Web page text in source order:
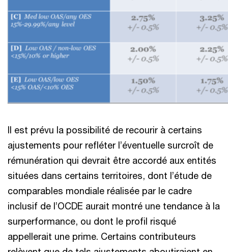
Il est prévu la possibilité de recourir à certains
ajustements pour refléter l’éventuelle surcroît de
rémunération qui devrait être accordé aux entités
situées dans certains territoires, dont l’étude de
comparables mondiale réalisée par le cadre
inclusif de l’OCDE aurait montré une tendance à la
surperformance, ou dont le profil risqué
appellerait une prime. Certains contributeurs